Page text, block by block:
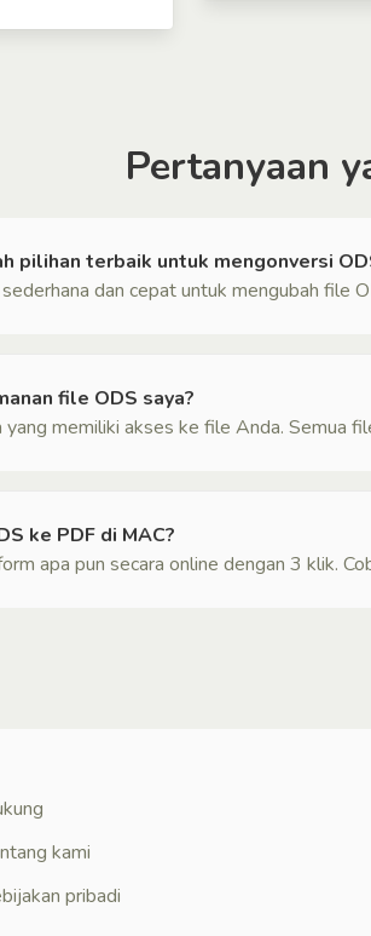
Pertanyaan
pilihan terbaik untuk mengonversi
dan cepat untuk mengubah file
file ODS saya?
memiliki akses ke file Anda. Semua
ke PDF di MAC?
apa pun secara online dengan 3 klik.
kami
pribadi